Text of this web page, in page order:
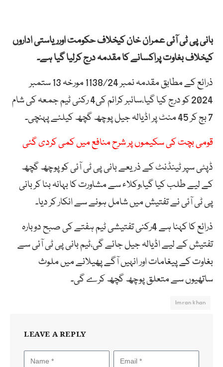
بانی پی ٹی آئی عمران خان کیخلاف حکومت اورریاستی اداروں
کیخلاف بغاوت پراکسانے کا مقدمہ درج کرلیا گیا ہے۔
ذرائع کے مطابق مقدمہ نمبر 1138/24 مورخہ 13 ستمبر
2024 کو درج کیا گیا،سائبر کرائم کی4 رکنی ٹیم جمعہ کی شام
7 بج کر 45 منٹ پر اڈیالہ جیل پوچھ گچھ کیلئے پہنچی۔
قومی بچت کی سکیموں پر شرح منافع میں کمی کردی گئی
ڈپٹی سپر ٹینڈنٹ کے ذریعے بانی پی ٹی آئی کو پوچھ گچھ
کے لیے طلب کیا گیا،وکلاء سے مشاورت کا بہانہ بنا کر بانی
پی ٹی آئی نے تفتیش میں شامل ہونے سے انکار کر دیا۔
ذرائع کا کہنا ہے 4رکنی تفتیشی ٹیم ہفتے کی صبح دوبارہ
تفتیش کے لیے اڈیالہ جیل جائے گی،ٹیم بانی پی ٹی آئی سے
بغاوت کے پیغامات اور انہیں آگے پھیلانے میں ملوث
ساتھیوں سے متعلق پوچھ گچھ کرے گی۔
Imran khan
LEAVE A REPLY